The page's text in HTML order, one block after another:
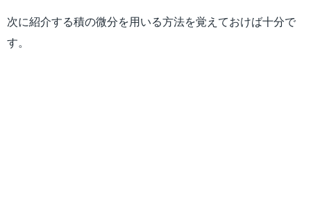
次に紹介する積の微分を用いる方法を覚えておけば十分で
す。